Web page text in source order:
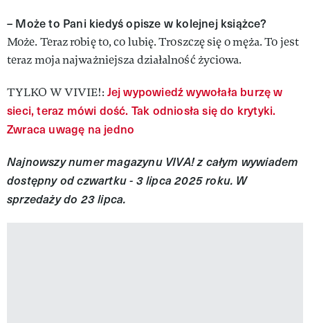
– Może to Pani kiedyś opisze w kolejnej książce?
Może. Teraz robię to, co lubię. Troszczę się o męża. To jest
teraz moja najważniejsza działalność życiowa.
TYLKO W VIVIE!: Jej wypowiedź wywołała burzę w
sieci, teraz mówi dość. Tak odniosła się do krytyki.
Zwraca uwagę na jedno
Najnowszy numer magazynu VIVA! z całym wywiadem
dostępny od czwartku - 3 lipca 2025 roku. W
sprzedaży do 23 lipca.